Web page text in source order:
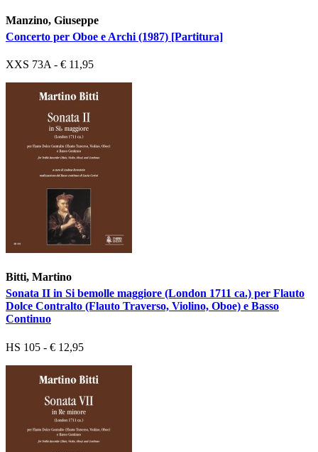
Manzino, Giuseppe
Concerto per Oboe e Archi (1987) [Partitura]
XXS 73A - € 11,95
Bitti, Martino
Sonata II in Si bemolle maggiore (London 1711 ca.) per Flauto
Dolce Contralto (Flauto Traverso, Violino, Oboe) e Basso
Continuo
HS 105 - € 12,95